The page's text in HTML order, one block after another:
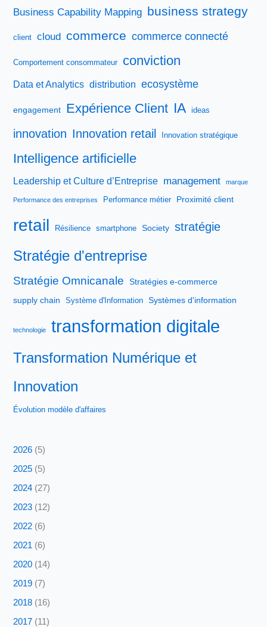
Business Capability Mapping business strategy
client cloud commerce commerce connecté
Comportement consommateur conviction
Data et Analytics distribution ecosystème
engagement Expérience Client IA ideas
innovation Innovation retail Innovation stratégique
Intelligence artificielle
Leadership et Culture d’Entreprise management marque
Performance des entreprises Performance métier Proximité client
retail Résilience smartphone Society stratégie
Stratégie d'entreprise
Stratégie Omnicanale
Stratégies e-commerce
supply chain
Système d'Information Systèmes d'information
technologie transformation digitale
Transformation Numérique et
Innovation
Évolution modèle d'affaires
2026 (5)
2025 (5)
2024 (27)
2023 (12)
2022 (6)
2021 (6)
2020 (14)
2019 (7)
2018 (16)
2017 (11)